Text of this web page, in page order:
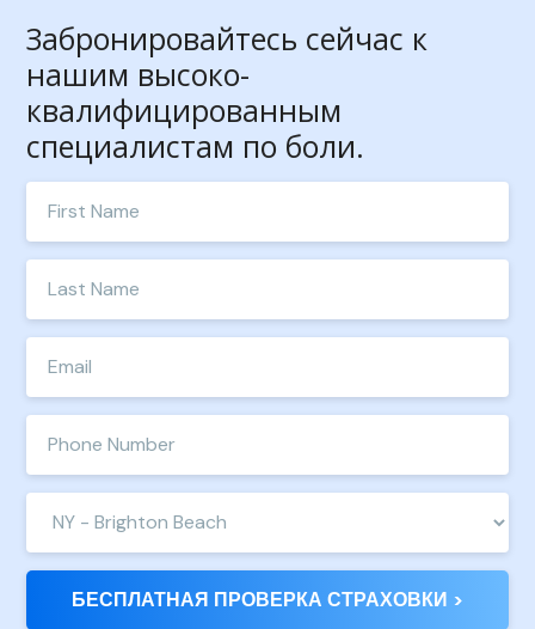
Забронировайтесь сейчас к
нашим высоко-
квалифицированным
специалистам по боли.
your
first
name
your
last
name
mail
address
phone
number
Location:
БЕСПЛАТНАЯ ПРОВЕРКА СТРАХОВКИ >